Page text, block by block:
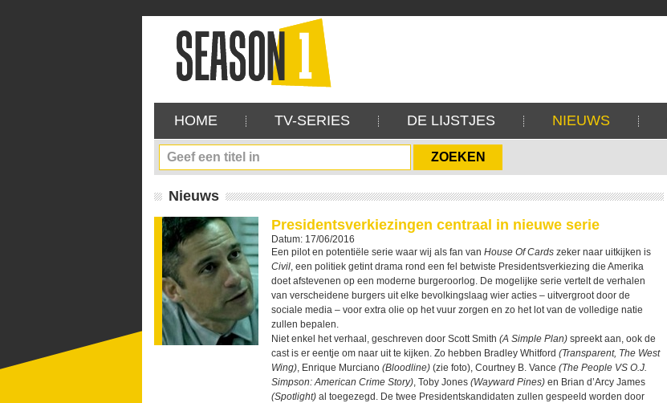
HOME TV-SERIES DE LIJSTJES NIEUWS
Nieuws
Presidentsverkiezingen centraal in nieuwe serie
Datum: 17/06/2016
Een pilot en potentiële serie waar wij als fan van House Of Cards zeker naar uitkijken is
Civil, een politiek getint drama rond een fel betwiste Presidentsverkiezing die Amerika
doet afstevenen op een moderne burgeroorlog. De mogelijke serie vertelt de verhalen
van verscheidene burgers uit elke bevolkingslaag wier acties – uitvergroot door de
sociale media – voor extra olie op het vuur zorgen en zo het lot van de volledige natie
zullen bepalen.
Niet enkel het verhaal, geschreven door Scott Smith (A Simple Plan) spreekt aan, ook de
cast is er eentje om naar uit te kijken. Zo hebben Bradley Whitford (Transparent, The West
Wing), Enrique Murciano (Bloodline) (zie foto), Courtney B. Vance (The People VS O.J.
Simpson: American Crime Story), Toby Jones (Wayward Pines) en Brian d’Arcy James
(Spotlight) al toegezegd. De twee Presidentskandidaten zullen gespeeld worden door